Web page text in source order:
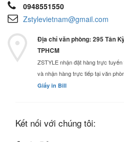
0948551550
Zstylevietnam@gmail.com
Địa chỉ văn phòng: 295 Tân
TPHCM
ZSTYLE nhận đặt hàng trực
và nhận hàng trực tiếp tại văn
Giấy in Bill
Kết nối với chúng tôi: